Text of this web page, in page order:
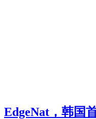
EdgeNat，韩国